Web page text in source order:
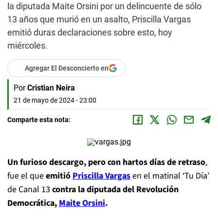
la diputada Maite Orsini por un delincuente de sólo
13 años que murió en un asalto, Priscilla Vargas
emitió duras declaraciones sobre esto, hoy
miércoles.
Agregar El Desconcierto en
Por Cristian Neira
21 de mayo de 2024 - 23:00
Comparte esta nota:
Un furioso descargo, pero con hartos días de retraso,
fue el queemitióPriscilla Vargasen el matinal ‘Tu Día’
de Canal 13 contra la diputada del Revolución
Democrática,Maite Orsini.